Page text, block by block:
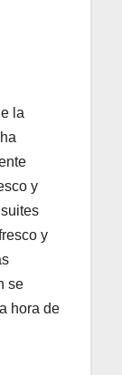
la
y
y
se
hora de